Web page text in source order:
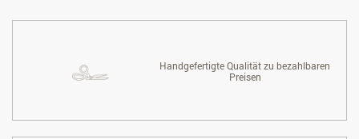
Handgefertigte Qualität zu bezahlbaren
Preisen